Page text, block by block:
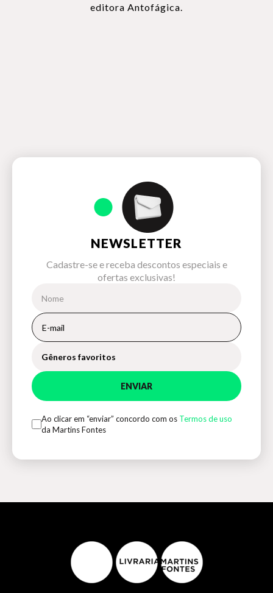
editora Antofágica.
NEWSLETTER
Cadastre-se e receba descontos especiais e
ofertas exclusivas!
Gêneros favoritos
ENVIAR
Ao clicar em “enviar” concordo com os Termos de uso
da Martins Fontes